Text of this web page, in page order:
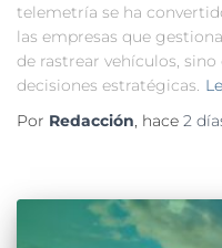
telemetría se ha
las empresas que
de rastrear vehículos,
decisiones estratégicas.
Por Redacción, hace 2